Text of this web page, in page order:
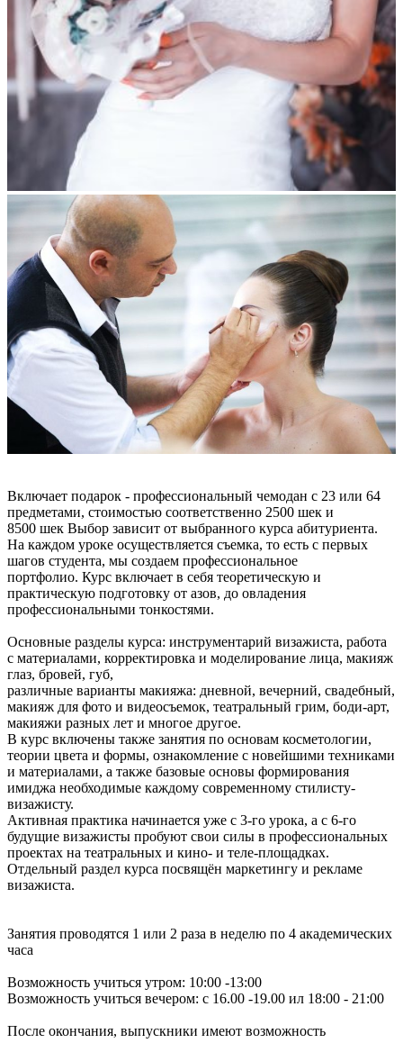
Включает подарок - профессиональный чемодан с 23 или 64
предметами, стоимостью соответственно 2500 шек и
8500 шек Выбор зависит от выбранного курса абитуриента.
На каждом уроке осуществляется съемка, то есть с первых
шагов студента, мы создаем профессиональное
портфолио. Курс включает в себя теоретическую и
практическую подготовку от азов, до овладения
профессиональными тонкостями.
Основные разделы курса: инструментарий визажиста, работа
с материалами, корректировка и моделирование лица, макияж
глаз, бровей, губ,
различные варианты макияжа: дневной, вечерний, свадебный,
макияж для фото и видеосъемок, театральный грим, боди-арт,
макияжи разных лет и многое другое.
В курс включены также занятия по основам косметологии,
теории цвета и формы, ознакомление с новейшими техниками
и материалами, а также базовые основы формирования
имиджа необходимые каждому современному стилисту-
визажисту.
Активная практика начинается уже с 3-го урока, а с 6-го
будущие визажисты пробуют свои силы в профессиональных
проектах на театральных и кино- и теле-площадках.
Отдельный раздел курса посвящён маркетингу и рекламе
визажиста.
Занятия проводятся 1 или 2 раза в неделю по 4 академических
часа
Возможность учиться утром: 10:00 -13:00
Возможность учиться вечером: с 16.00 -19.00 ил 18:00 - 21:00
После окончания, выпускники имеют возможность